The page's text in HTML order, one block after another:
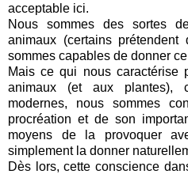
acceptable ici.
Nous sommes des sortes
animaux (certains
sommes capables de donner
Mais ce qui nous caractérise
animaux (et aux plantes),
modernes, nous sommes
procréation et de son
moyens de la provoquer
simplement la donner
Dès lors, cette conscience